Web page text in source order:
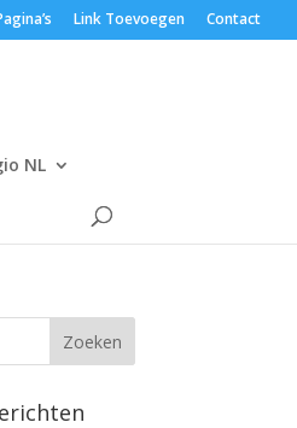
Link Toevoegen Contact
NL